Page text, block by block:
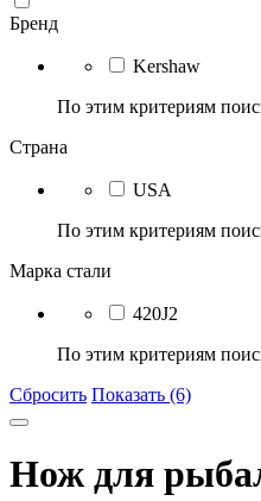
Бренд
Kershaw
По этим критериям
Страна
USA
По этим критериям
Марка стали
420J2
По этим критериям
Сбросить Показать (6)
Нож для